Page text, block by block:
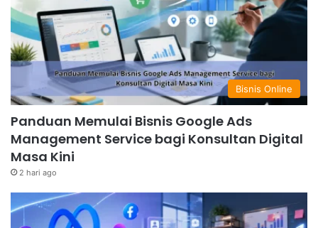
Bisnis Online
Panduan Memulai Bisnis Google Ads
Management Service bagi Konsultan Digital
Masa Kini
2 hari ago